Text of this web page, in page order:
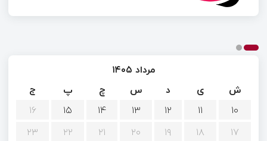
مرداد ۱۴۰۵
ش
ی د س چ پ
ج
۱۰
۱۱ ۱۲ ۱۳ ۱۴ ۱۵
۱۶
۱۷
۱۸ ۱۹ ۲۰ ۲۱ ۲۲
۲۳